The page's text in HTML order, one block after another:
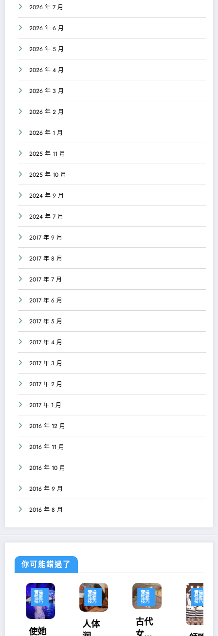
2026 年 7 月
2026 年 6 月
2026 年 5 月
2026 年 4 月
2026 年 3 月
2026 年 2 月
2026 年 1 月
2025 年 11 月
2025 年 10 月
2024 年 9 月
2024 年 7 月
2017 年 9 月
2017 年 8 月
2017 年 7 月
2017 年 6 月
2017 年 5 月
2017 年 4 月
2017 年 3 月
2017 年 2 月
2017 年 1 月
2016 年 12 月
2016 年 11 月
2016 年 10 月
2016 年 9 月
2016 年 8 月
你可能錯過了
實操
性愛
技巧
使她
實操
性愛
技巧
人体
實操
性愛
技巧
古代
實操
性愛
技巧